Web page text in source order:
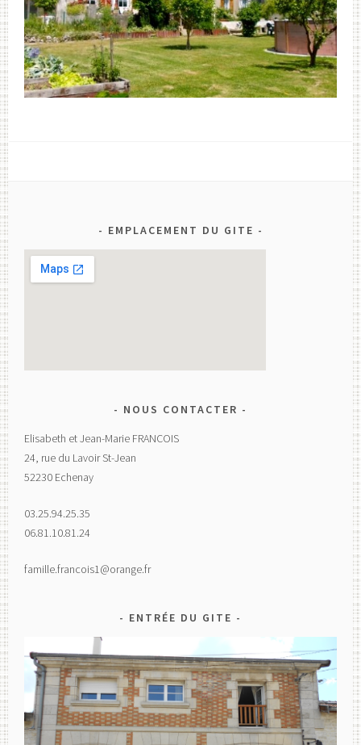
EMPLACEMENT DU GITE
NOUS CONTACTER
Elisabeth et Jean-Marie FRANCOIS
24, rue du Lavoir St-Jean
52230 Echenay
03.25.94.25.35
06.81.10.81.24
famille.francois1@orange.fr
ENTRÉE DU GITE